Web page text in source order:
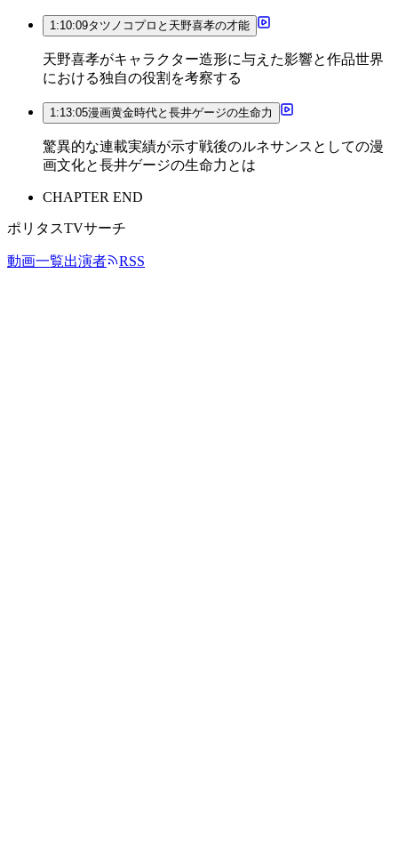
1:10:09タツノコプロと天野喜孝の才能
天野喜孝がキャラクター造形に与えた影響と作品世界
における独自の役割を考察する
1:13:05漫画黄金時代と長井ゲージの生命力
驚異的な連載実績が示す戦後のルネサンスとしての漫
画文化と長井ゲージの生命力とは
CHAPTER END
ポリタスTVサーチ
動画一覧出演者 RSS